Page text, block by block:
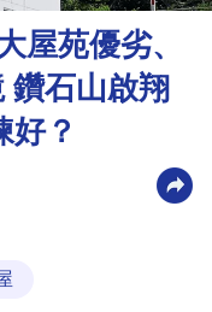
屋苑優劣、
鑽石山啟翔
好？